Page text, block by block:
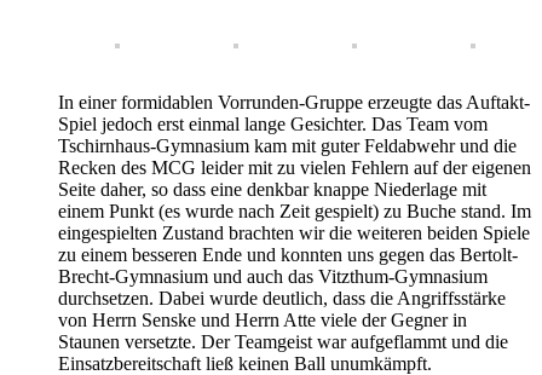
In einer formidablen Vorrunden-Gruppe erzeugte das Auftakt-
Spiel jedoch erst einmal lange Gesichter. Das Team vom
Tschirnhaus-Gymnasium kam mit guter Feldabwehr und die
Recken des MCG leider mit zu vielen Fehlern auf der eigenen
Seite daher, so dass eine denkbar knappe Niederlage mit
einem Punkt (es wurde nach Zeit gespielt) zu Buche stand. Im
eingespielten Zustand brachten wir die weiteren beiden Spiele
zu einem besseren Ende und konnten uns gegen das Bertolt-
Brecht-Gymnasium und auch das Vitzthum-Gymnasium
durchsetzen. Dabei wurde deutlich, dass die Angriffsstärke
von Herrn Senske und Herrn Atte viele der Gegner in
Staunen versetzte. Der Teamgeist war aufgeflammt und die
Einsatzbereitschaft ließ keinen Ball unumkämpft.